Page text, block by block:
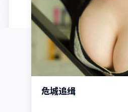
危城追缉